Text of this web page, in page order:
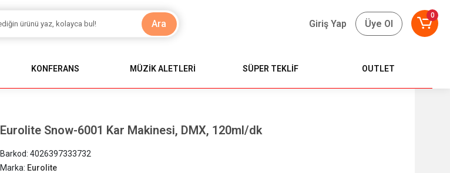
Ara Giriş Yap Üye Ol
0
KONFERANS MÜZİK ALETLERİ SÜPER TEKLİF OUTLET
Eurolite Snow-6001 Kar Makinesi, DMX, 120ml/dk
Barkod:4026397333732
Marka: Eurolite